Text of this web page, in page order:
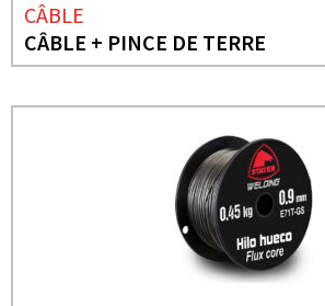
CÂBLE
CÂBLE + PINCE DE TERRE